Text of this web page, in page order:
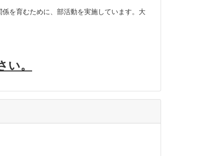
を育むために、部活動を実施しています。大
。